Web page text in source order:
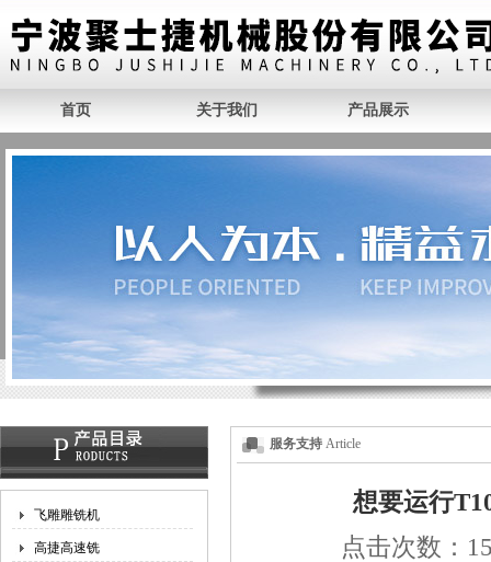
首页 关于我们 产品展示
飞雕雕铣机
高捷高速铣
服务支持 Article
想要运行
点击次数：